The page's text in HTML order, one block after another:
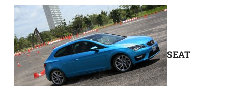
SEAT